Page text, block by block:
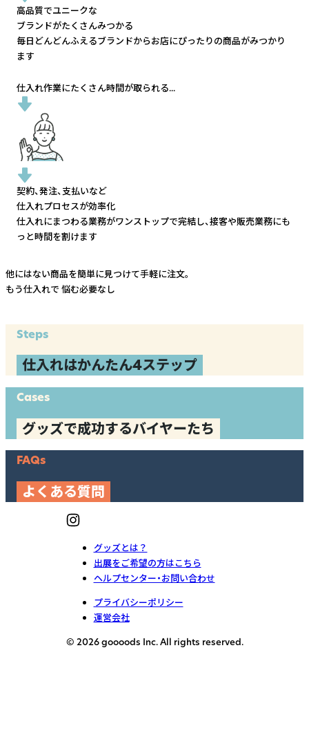
高品質でユニークな
ブランドがたくさんみつかる
毎日どんどんふえるブランドからお店にぴったりの商品がみつかり
ます
仕入れ作業にたくさん時間が取られる...
契約、発注、支払いなど
仕入れプロセスが効率化
仕入れにまつわる業務がワンストップで完結し、接客や販売業務にも
っと時間を割けます
他にはない商品を簡単に見つけて手軽に注文。
もう仕入れで 悩む必要なし
Steps
仕入れはかんたん4ステップ
Cases
グッズで成功するバイヤーたち
FAQs
よくある質問
グッズとは？
出展をご希望の方はこちら
ヘルプセンター・お問い合わせ
プライバシーポリシー
運営会社
© 2026 goooods Inc. All rights reserved.